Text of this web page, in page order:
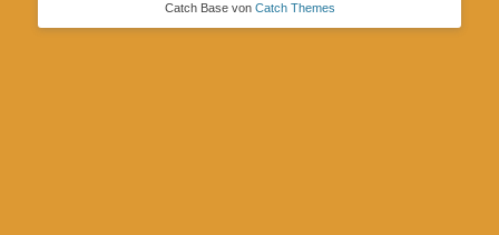
Catch Base von Catch Themes